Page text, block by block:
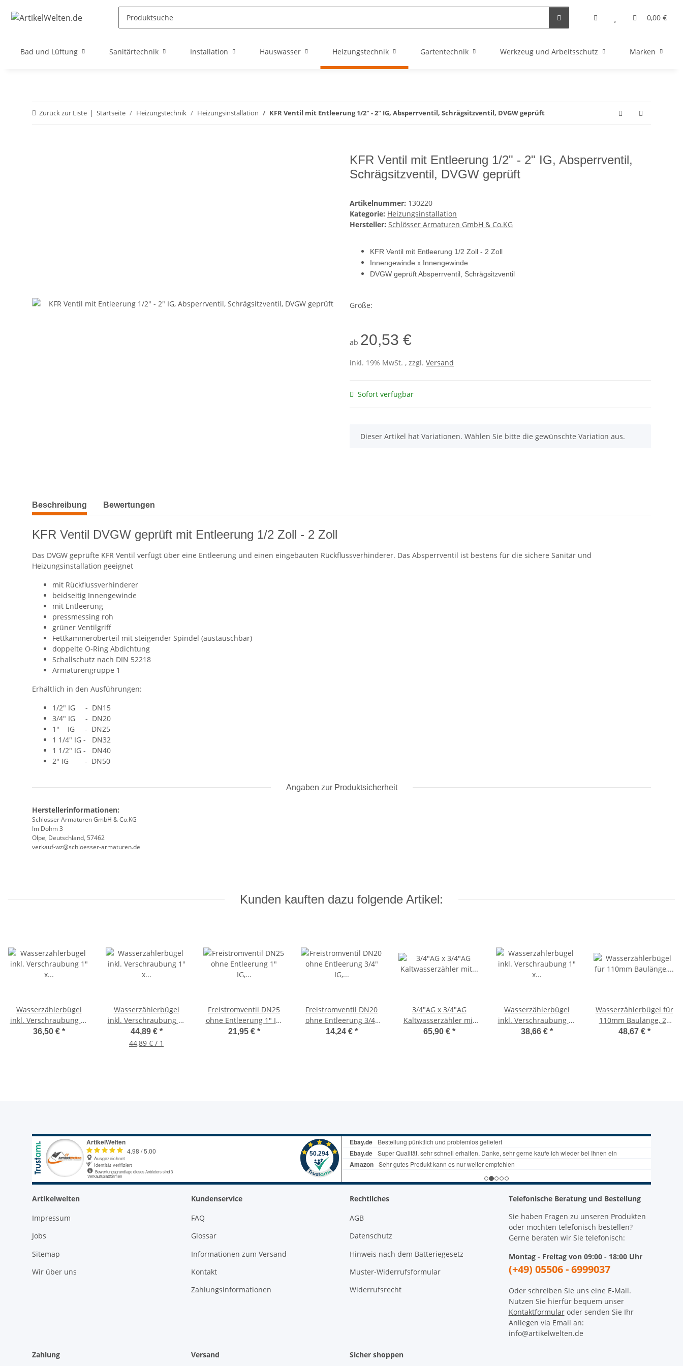
0,00 €
Bad und Lüftung Sanitärtechnik Installation Hauswasser Heizungstechnik Gartentechnik Werkzeug und Arbeitsschutz Marken
Zurück zur Liste Startseite Heizungstechnik Heizungsinstallation KFR Ventil mit Entleerung 1/2" - 2" IG, Absperrventil, Schrägsitzventil, DVGW geprüft
KFR Ventil mit Entleerung 1/2" - 2" IG, Absperrventil,
Schrägsitzventil, DVGW geprüft
Artikelnummer: 130220
Kategorie: Heizungsinstallation
Hersteller: Schlösser Armaturen GmbH & Co.KG
KFR Ventil mit Entleerung 1/2 Zoll - 2 Zoll
Innengewinde x Innengewinde
DVGW geprüft Absperrventil, Schrägsitzventil
Größe:
ab 20,53 €
inkl. 19% MwSt. , zzgl. Versand
Sofort verfügbar
x
Dieser Artikel hat Variationen. Wählen Sie bitte die gewünschte Variation aus.
weitere Registerkarten anzeigen
Beschreibung Bewertungen
KFR Ventil DVGW geprüft mit Entleerung 1/2 Zoll - 2 Zoll
Das DVGW geprüfte KFR Ventil verfügt über eine Entleerung und einen eingebauten Rückflussverhinderer. Das Absperrventil ist bestens für die sichere Sanitär und
Heizungsinstallation geeignet
mit Rückflussverhinderer
beidseitig Innengewinde
mit Entleerung
pressmessing roh
grüner Ventilgriff
Fettkammeroberteil mit steigender Spindel (austauschbar)
doppelte O-Ring Abdichtung
Schallschutz nach DIN 52218
Armaturengruppe 1
Erhältlich in den Ausführungen:
1/2" IG - DN15
3/4" IG - DN20
1" IG - DN25
1 1/4" IG - DN32
1 1/2" IG - DN40
2" IG - DN50
Angaben zur Produktsicherheit
Herstellerinformationen:
Schlösser Armaturen GmbH & Co.KG
Im Dohm 3
Olpe, Deutschland, 57462
verkauf-wz@schloesser-armaturen.de
Kunden kauften dazu folgende Artikel:
Wasserzählerbügel
inkl. Verschraubung 1"
x 1" x190mm,
36,50 € *
Wasserzählerbügel
inkl. Verschraubung 1"
x 1" für Wasserzähler
3/4" senkrecht
44,89 € *
44,89 € / 1
Freistromventil DN25
ohne Entleerung 1" IG,
Absperrventil, DVGW
21,95 € *
Freistromventil DN20
ohne Entleerung 3/4"
IG, Absperrventil, DVGW
14,24 € *
3/4"AG x 3/4"AG
Kaltwasserzähler mit
Einbaubügel
65,90 € *
Wasserzählerbügel
inkl. Verschraubung 1"
x 1" für Wasserzähler
38,66 € *
Wasserzählerbügel für
110mm Baulänge, 2x
3/4" IG, 2x 1/2"AG + 1x
48,67 € *
Artikelwelten
Impressum
Jobs
Sitemap
Wir über uns
Kundenservice
FAQ
Glossar
Informationen zum Versand
Kontakt
Zahlungsinformationen
Rechtliches
AGB
Datenschutz
Hinweis nach dem Batteriegesetz
Muster-Widerrufsformular
Widerrufsrecht
Telefonische Beratung und Bestellung
Sie haben Fragen zu unseren Produkten
oder möchten telefonisch bestellen?
Gerne beraten wir Sie telefonisch:
Montag - Freitag von 09:00 - 18:00 Uhr
(+49) 05506 - 6999037
Oder schreiben Sie uns eine E-Mail.
Nutzen Sie hierfür bequem unser
Kontaktformularoder senden Sie Ihr
Anliegen via Email an:
info@artikelwelten.de
Zahlung Versand Sicher shoppen